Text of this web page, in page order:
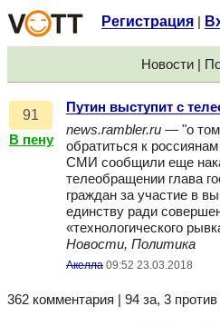
Регистрация
Новости |
91
В пену
Путин выступит с
news.rambler.ru — "о
обратиться к
СМИ сообщили еще
телеобращении глава
граждан за участие в
единству ради
«технологического
Новости, Политика
Акелла 09:52 23.03.2018
362 комментария | 94 за, 3 против